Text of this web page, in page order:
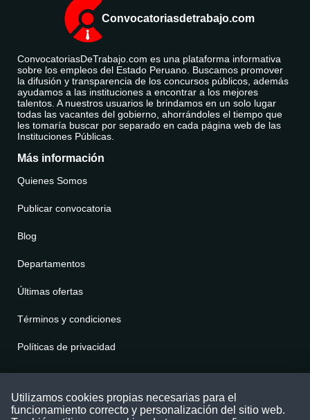
Convocatoriasdetrabajo.com
ConvocatoriasDeTrabajo.com es una plataforma informativa
sobre los empleos del Estado Peruano. Buscamos promover
la difusión y transparencia de los concursos públicos, además
ayudamos a las instituciones a encontrar a los mejores
talentos. A nuestros usuarios le brindamos en un solo lugar
todas las vacantes del gobierno, ahorrándoles el tiempo que
les tomaría buscar por separado en cada página web de las
Instituciones Públicas.
Más información
Quienes Somos
Publicar convocatoria
Blog
Departamentos
Últimas ofertas
Términos y condiciones
Políticas de privacidad
Puede comunicarse con nosotros a través
Utilizamos cookies propias necesarias para el
funcionamiento correcto y personalización del sitio web.